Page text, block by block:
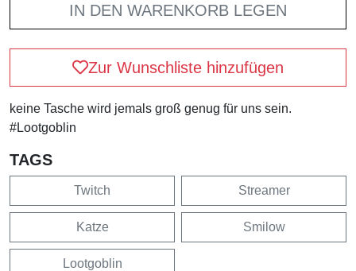
IN DEN WARENKORB LEGEN
Zur Wunschliste hinzufügen
keine Tasche wird jemals groß genug für uns sein.
#Lootgoblin
TAGS
Twitch Streamer
Katze Smilow
Lootgoblin